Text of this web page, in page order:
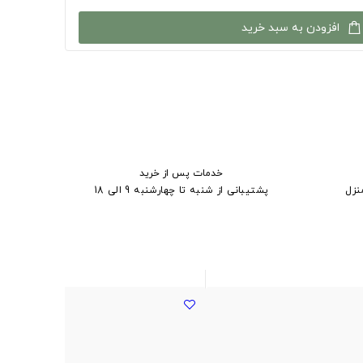
افزودن به سبد خرید
خدمات پس از خرید
پشتیبانی از شنبه تا چهارشنبه 9 الی 18